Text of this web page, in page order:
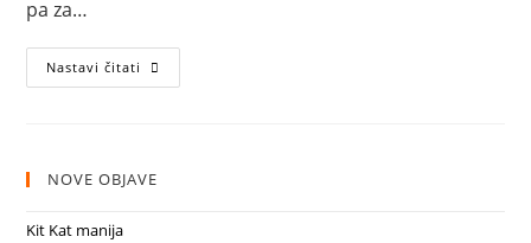
pa za…
Nastavi čitati Siena
NOVE OBJAVE
Kit Kat manija